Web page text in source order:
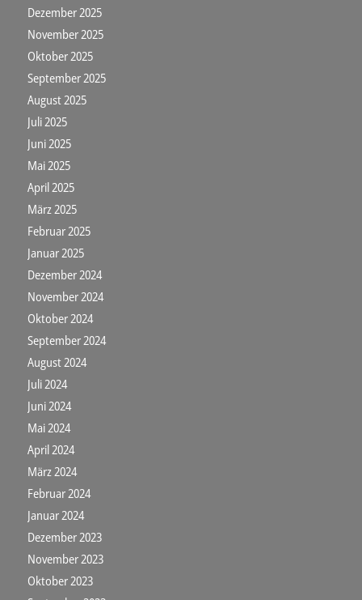
Dezember 2025
November 2025
Oktober 2025
September 2025
August 2025
Juli 2025
Juni 2025
Mai 2025
April 2025
März 2025
Februar 2025
Januar 2025
Dezember 2024
November 2024
Oktober 2024
September 2024
August 2024
Juli 2024
Juni 2024
Mai 2024
April 2024
März 2024
Februar 2024
Januar 2024
Dezember 2023
November 2023
Oktober 2023